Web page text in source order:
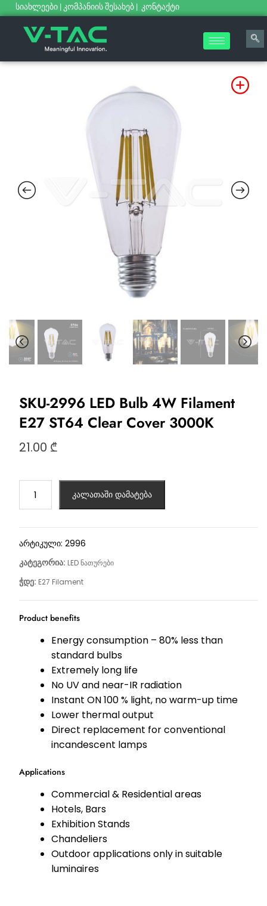
სიახლეები | კომპანიის შესახებ | კონტაქტი
SKU-2996 LED Bulb 4W Filament
E27 ST64 Clear Cover 3000K
21.00 ₾
კალათაში დამატება
არტიკული: 2996
კატეგორია: LED ნათურები
ჭდე: E27 Filament
Product benefits
Energy consumption – 80% less than
standard bulbs
Extremely long life
No UV and near-IR radiation
Instant ON 100 % light, no warm-up time
Lower thermal output
Direct replacement for conventional
incandescent lamps
Applications
Commercial & Residential areas
Hotels, Bars
Exhibition Stands
Chandeliers
Outdoor applications only in suitable
luminaires